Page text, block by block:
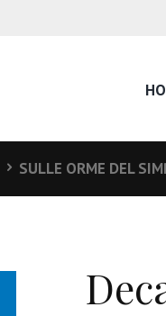
SULLE ORME DEL